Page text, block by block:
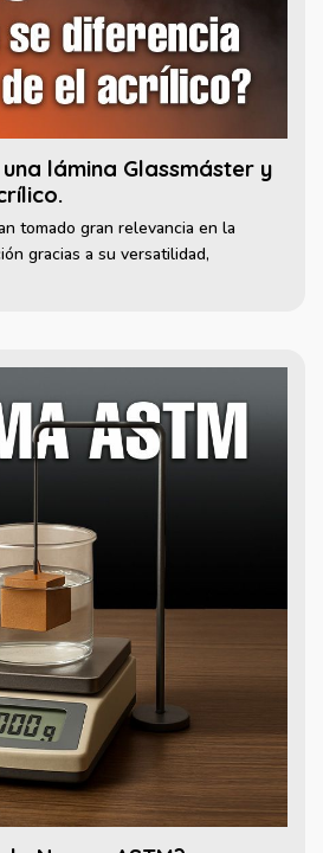
lámina Glassmáster y
tomado gran relevancia en la
gracias a su versatilidad,